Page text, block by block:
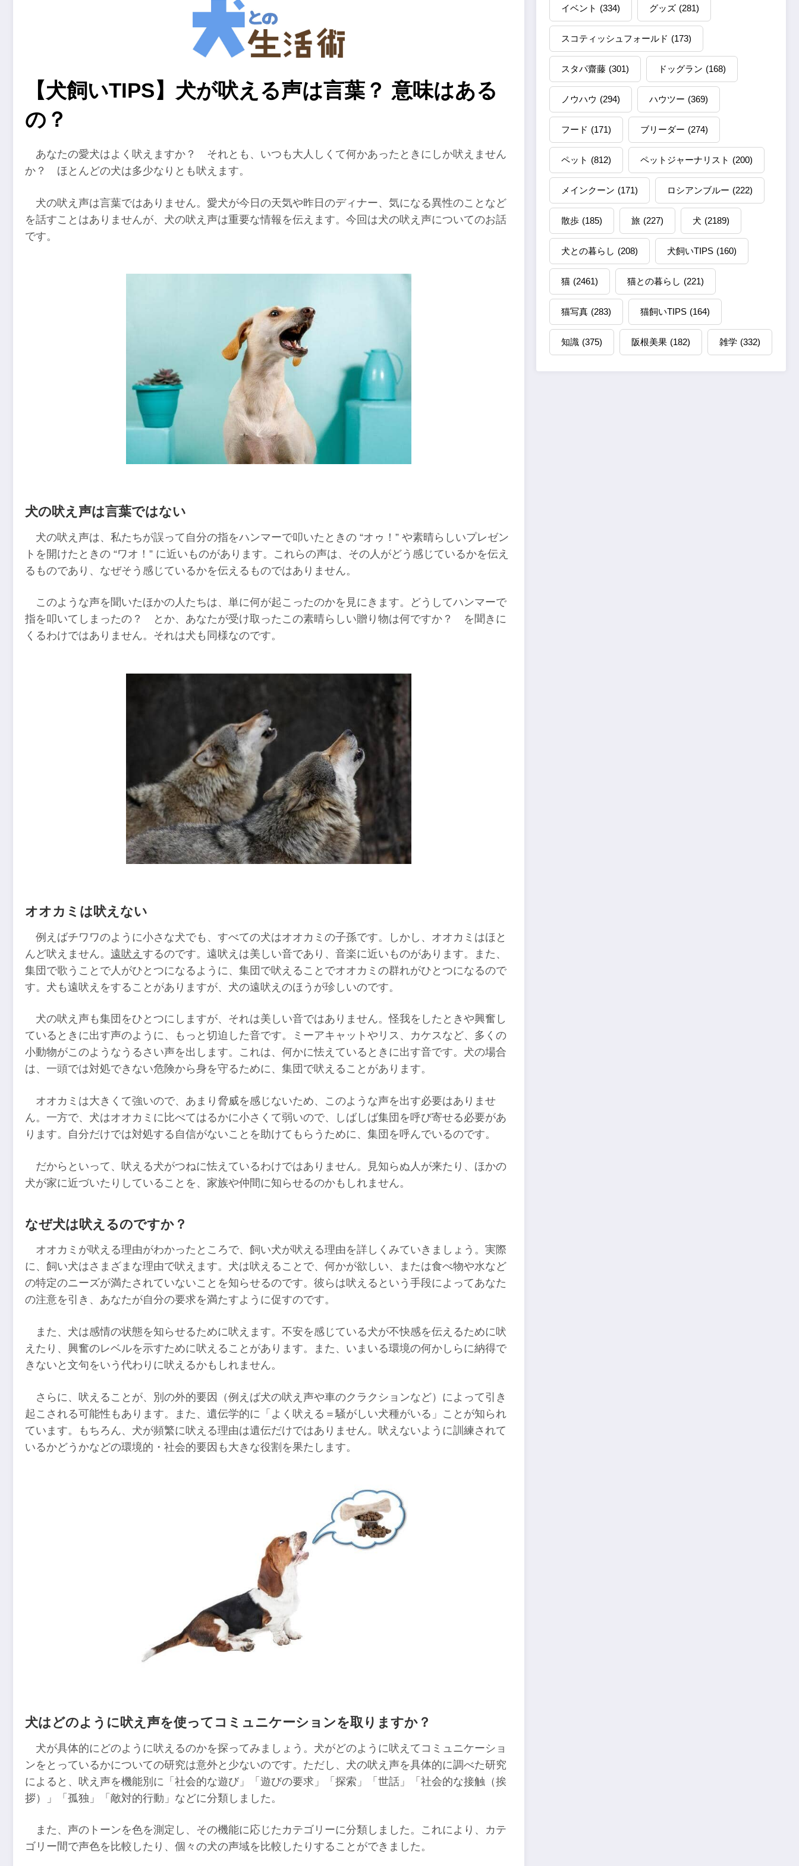
【犬飼いTIPS】犬が吠える声は言葉？ 意味はある
の？
あなたの愛犬はよく吠えますか？ それとも、いつも大人しくて何かあったときにしか吠えません
か？ ほとんどの犬は多少なりとも吠えます。
犬の吠え声は言葉ではありません。愛犬が今日の天気や昨日のディナー、気になる異性のことなど
を話すことはありませんが、犬の吠え声は重要な情報を伝えます。今回は犬の吠え声についてのお話
です。
犬の吠え声は言葉ではない
犬の吠え声は、私たちが誤って自分の指をハンマーで叩いたときの “オゥ！” や素晴らしいプレゼン
トを開けたときの “ワオ！” に近いものがあります。これらの声は、その人がどう感じているかを伝え
るものであり、なぜそう感じているかを伝えるものではありません。
このような声を聞いたほかの人たちは、単に何が起こったのかを見にきます。どうしてハンマーで
指を叩いてしまったの？ とか、あなたが受け取ったこの素晴らしい贈り物は何ですか？ を聞きに
くるわけではありません。それは犬も同様なのです。
オオカミは吠えない
例えばチワワのように小さな犬でも、すべての犬はオオカミの子孫です。しかし、オオカミはほと
んど吠えません。 遠吠え するのです。遠吠えは美しい音であり、音楽に近いものがあります。また、
集団で歌うことで人がひとつになるように、集団で吠えることでオオカミの群れがひとつになるので
す。犬も遠吠えをすることがありますが、犬の遠吠えのほうが珍しいのです。
犬の吠え声も集団をひとつにしますが、それは美しい音ではありません。怪我をしたときや興奮し
ているときに出す声のように、もっと切迫した音です。ミーアキャットやリス、カケスなど、多くの
小動物がこのようなうるさい声を出します。これは、何かに怯えているときに出す音です。犬の場合
は、一頭では対処できない危険から身を守るために、集団で吠えることがあります。
オオカミは大きくて強いので、あまり脅威を感じないため、このような声を出す必要はありませ
ん。一方で、犬はオオカミに比べてはるかに小さくて弱いので、しばしば集団を呼び寄せる必要があ
ります。自分だけでは対処する自信がないことを助けてもらうために、集団を呼んでいるのです。
だからといって、吠える犬がつねに怯えているわけではありません。見知らぬ人が来たり、ほかの
犬が家に近づいたりしていることを、家族や仲間に知らせるのかもしれません。
なぜ犬は吠えるのですか？
オオカミが吠える理由がわかったところで、飼い犬が吠える理由を詳しくみていきましょう。実際
に、飼い犬はさまざまな理由で吠えます。犬は吠えることで、何かが欲しい、または食べ物や水など
の特定のニーズが満たされていないことを知らせるのです。彼らは吠えるという手段によってあなた
の注意を引き、あなたが自分の要求を満たすように促すのです。
また、犬は感情の状態を知らせるために吠えます。不安を感じている犬が不快感を伝えるために吠
えたり、興奮のレベルを示すために吠えることがあります。また、いまいる環境の何かしらに納得で
きないと文句をいう代わりに吠えるかもしれません。
さらに、吠えることが、別の外的要因（例えば犬の吠え声や車のクラクションなど）によって引き
起こされる可能性もあります。また、遺伝学的に「よく吠える＝騒がしい犬種がいる」ことが知られ
ています。もちろん、犬が頻繁に吠える理由は遺伝だけではありません。吠えないように訓練されて
いるかどうかなどの環境的・社会的要因も大きな役割を果たします。
犬はどのように吠え声を使ってコミュニケーションを取りますか？
犬が具体的にどのように吠えるのかを探ってみましょう。犬がどのように吠えてコミュニケーショ
ンをとっているかについての研究は意外と少ないのです。ただし、犬の吠え声を具体的に調べた研究
によると、吠え声を機能別に「社会的な遊び」「遊びの要求」「探索」「世話」「社会的な接触（挨
拶）」「孤独」「敵対的行動」などに分類しました。
また、声のトーンを色を測定し、その機能に応じたカテゴリーに分類しました。これにより、カテ
ゴリー間で声色を比較したり、個々の犬の声域を比較したりすることができました。
イベント (334) グッズ (281)
スコティッシュフォールド (173)
スタパ齋藤 (301) ドッグラン (168)
ノウハウ (294) ハウツー (369)
フード (171) ブリーダー (274)
ペット (812) ペットジャーナリスト (200)
メインクーン (171) ロシアンブルー (222)
散歩 (185) 旅 (227) 犬 (2189)
犬との暮らし (208) 犬飼いTIPS (160)
猫 (2461) 猫との暮らし (221)
猫写真 (283) 猫飼いTIPS (164)
知識 (375) 阪根美果 (182) 雑学 (332)